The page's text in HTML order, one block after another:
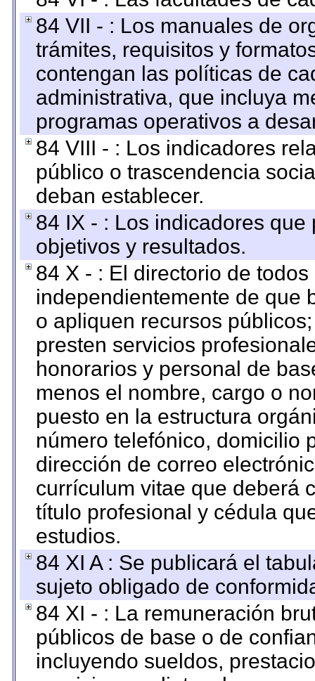
84 VII - : Los manuales de
trámites, requisitos y
contengan las políticas de
administrativa, que incluya
programas operativos a
84 VIII - : Los indicadores
público o trascendencia
deban establecer.
84 IX - : Los indicadores
objetivos y resultados.
84 X - : El directorio de
independientemente de que
o apliquen recursos
presten servicios
honorarios y personal de
menos el nombre, cargo o
puesto en la estructura
número telefónico, domicilio
dirección de correo
currículum vitae que deberá
título profesional y cédula
estudios.
84 XI A : Se publicará el
sujeto obligado de
84 XI - : La remuneración
públicos de base o de
incluyendo sueldos,